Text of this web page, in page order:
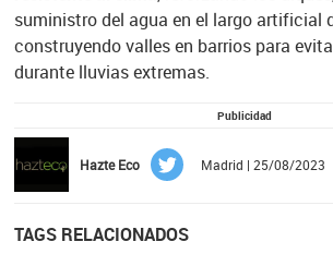
suministro del agua en el largo artificial
construyendo valles en barrios para
durante lluvias extremas.
Publicidad
Hazte Eco Madrid | 25/08/2023
TAGS RELACIONADOS